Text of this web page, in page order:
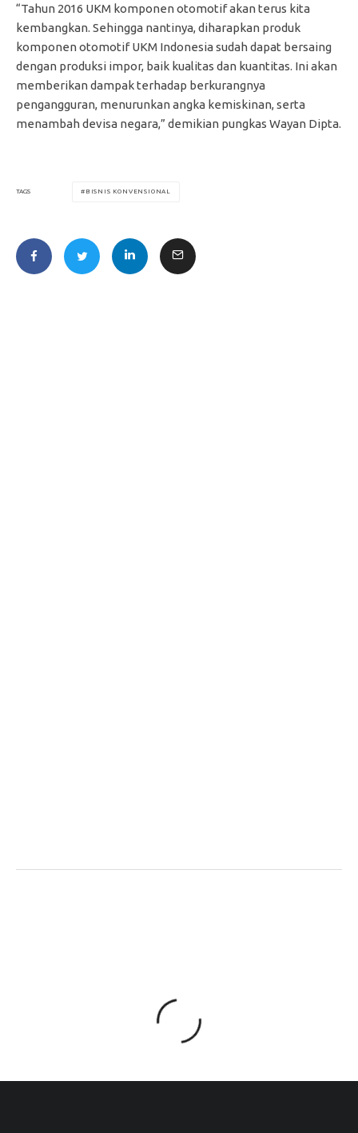
“Tahun 2016 UKM komponen otomotif akan terus kita
kembangkan. Sehingga nantinya, diharapkan produk
komponen otomotif UKM Indonesia sudah dapat bersaing
dengan produksi impor, baik kualitas dan kuantitas. Ini akan
memberikan dampak terhadap berkurangnya
pengangguran, menurunkan angka kemiskinan, serta
menambah devisa negara,” demikian pungkas Wayan Dipta.
TAGS BISNIS KONVENSIONAL